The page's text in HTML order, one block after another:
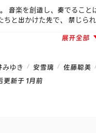
楽を創造し、奏でること
ちと出かけた先で、 禁じら
、私がゴーストになるまで
展开全部
みゆき / 安雪璃 / 佐藤聪美
新于 1月前